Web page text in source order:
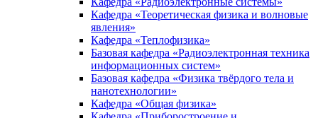
Кафедра «Теоретическая физика и волновые
явления»
Кафедра «Теплофизика»
Базовая кафедра «Радиоэлектронная техника
информационных систем»
Базовая кафедра «Физика твёрдого тела и
нанотехнологии»
Кафедра «Общая физика»